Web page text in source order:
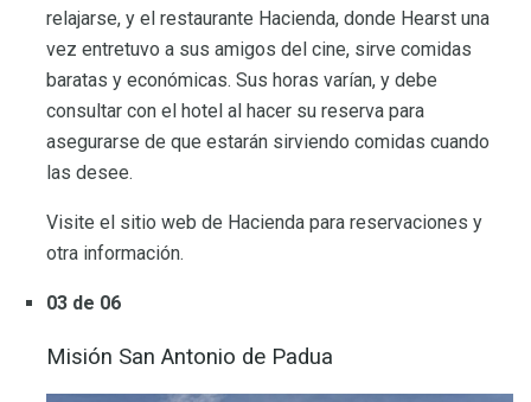
relajarse, y el restaurante Hacienda, donde Hearst una
vez entretuvo a sus amigos del cine, sirve comidas
baratas y económicas. Sus horas varían, y debe
consultar con el hotel al hacer su reserva para
asegurarse de que estarán sirviendo comidas cuando
las desee.
Visite el sitio web de Hacienda para reservaciones y
otra información.
03 de 06
Misión San Antonio de Padua